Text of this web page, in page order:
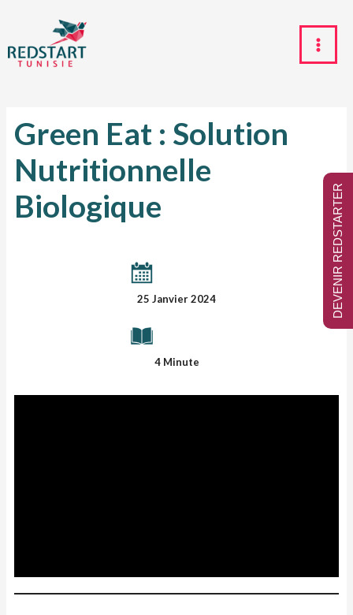
Green Eat : Solution
Nutritionnelle
Biologique
25 Janvier 2024
4 Minute
DEVENIR REDSTARTER